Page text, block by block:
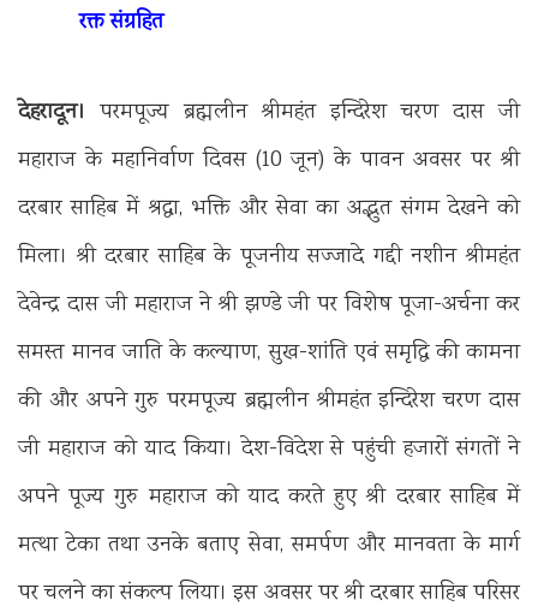
रक्त संग्रहित
देहरादून। परमपूज्य ब्रह्मलीन श्रीमहंत इन्दिरेश चरण दास जी
महाराज के महानिर्वाण दिवस (10 जून) के पावन अवसर पर श्री
दरबार साहिब में श्रद्धा, भक्ति और सेवा का अद्भुत संगम देखने को
मिला। श्री दरबार साहिब के पूजनीय सज्जादे गद्दी नशीन श्रीमहंत
देवेन्द्र दास जी महाराज ने श्री झण्डे जी पर विशेष पूजा-अर्चना कर
समस्त मानव जाति के कल्याण, सुख-शांति एवं समृद्धि की कामना
की और अपने गुरु परमपूज्य ब्रह्मलीन श्रीमहंत इन्दिरेश चरण दास
जी महाराज को याद किया। देश-विदेश से पहुंची हजारों संगतों ने
अपने पूज्य गुरु महाराज को याद करते हुए श्री दरबार साहिब में
मत्था टेका तथा उनके बताए सेवा, समर्पण और मानवता के मार्ग
पर चलने का संकल्प लिया। इस अवसर पर श्री दरबार साहिब परिसर